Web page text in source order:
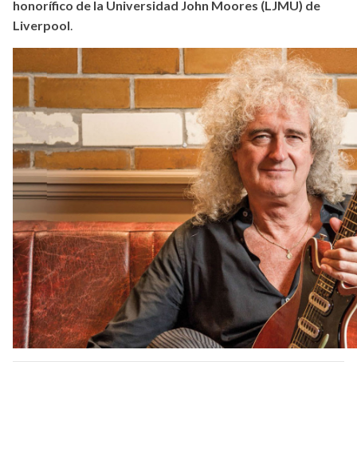
honorífico de la Universidad John Moores (LJMU) de
Liverpool.